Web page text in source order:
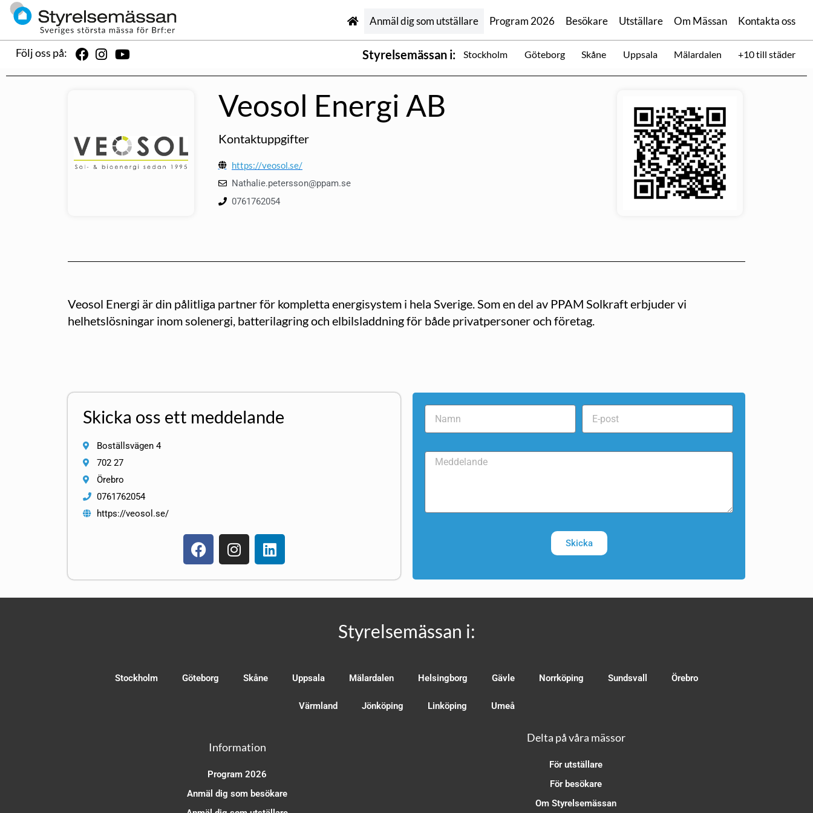
Anmäl dig som utställare Program 2026 Besökare Utställare Om Mässan Kontakta oss
Följ oss på: Styrelsemässan i: Stockholm Göteborg Skåne Uppsala Mälardalen +10 till städer
Veosol Energi AB
Kontaktuppgifter
https://veosol.se/
Nathalie.petersson@ppam.se
0761762054
Veosol Energi är din pålitliga partner för kompletta energisystem i hela Sverige. Som en del av PPAM Solkraft erbjuder vi
helhetslösningar inom solenergi, batterilagring och elbilsladdning för både privatpersoner och företag.
Skicka oss ett meddelande
Boställsvägen 4
702 27
Örebro
0761762054
https://veosol.se/
Skicka
Styrelsemässan i:
Stockholm Göteborg Skåne Uppsala Mälardalen Helsingborg Gävle Norrköping Sundsvall Örebro
Värmland Jönköping Linköping Umeå
Information
Program 2026
Anmäl dig som besökare
Delta på våra mässor
För utställare
För besökare
Om Styrelsemässan